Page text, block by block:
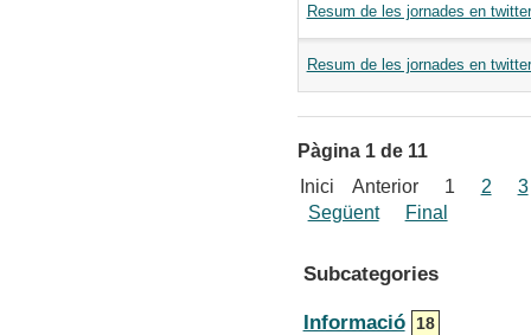
Resum de les jornades en
Resum de les jornades en
Pàgina 1 de 11
Inici
Anterior 1 2
3
Següent
Final
Subcategories
Informació 18